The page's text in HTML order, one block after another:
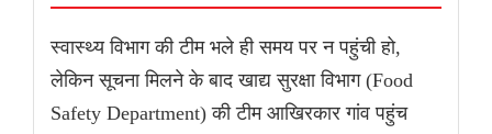
स्वास्थ्य विभाग की टीम भले ही समय पर न पहुंची हो,
लेकिन सूचना मिलने के बाद खाद्य सुरक्षा विभाग (Food
Safety Department) की टीम आखिरकार गांव पहुंच